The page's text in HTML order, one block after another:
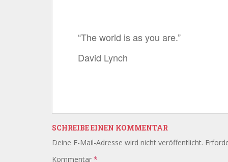
“The world is as you are.”
David Lynch
SCHREIBE EINEN KOMMENTAR
Deine E-Mail-Adresse wird nicht veröffentlicht.
Kommentar *